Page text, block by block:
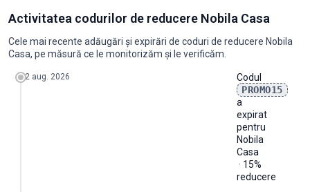
Luna
Coduri noiReducere maximăReducere minimăCoduri ≥50%
2025-08 0
2025-091 15% 15% 0
2025-101 20% 20%
2025-113
2025-121 0
0
0
0
0
0
Activitatea codurilor de reducere Nobila Casa
Cele mai recente adăugări și expirări de coduri de reducere Nobila
Casa, pe măsură ce le monitorizăm și le verificăm.
2 aug. 2026
Codul
PROMO15
a
expirat
pentru
Nobila
Casa
· 15%
reducere